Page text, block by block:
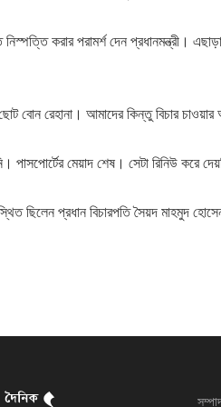
করার পরামর্শ দেন প্রধানমন্ত্রী।
বোন রেহানা। আমাদের কিন্তু বিচার চাওয়ার
পাসপোর্টের মেয়াদ শেষ। সেটা রিনিউ করে
ছিলেন প্রধান বিচারপতি সৈয়দ মাহমুদ